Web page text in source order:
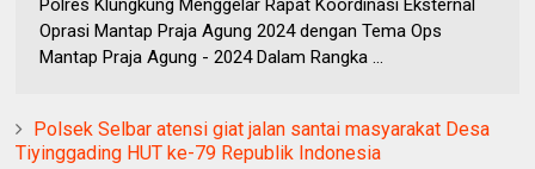
Polres Klungkung Menggelar Rapat Koordinasi Eksternal
Oprasi Mantap Praja Agung 2024 dengan Tema Ops
Mantap Praja Agung - 2024 Dalam Rangka ...
Polsek Selbar atensi giat jalan santai masyarakat Desa
Tiyinggading HUT ke-79 Republik Indonesia